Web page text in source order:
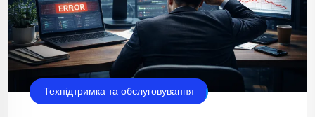
Техпідтримка та обслуговування